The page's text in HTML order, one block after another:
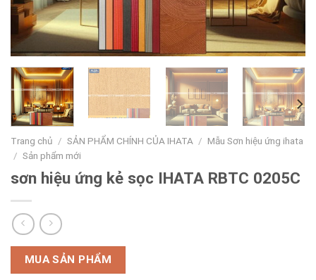
Trang chủ / SẢN PHẨM CHÍNH CỦA IHATA / Mẫu Sơn hiệu ứng ihata
/ Sản phẩm mới
sơn hiệu ứng kẻ sọc IHATA RBTC 0205C
MUA SẢN PHẨM